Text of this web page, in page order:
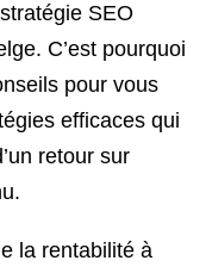
SEO
C’est pourquoi
pour vous
efficaces qui
retour sur
la rentabilité à